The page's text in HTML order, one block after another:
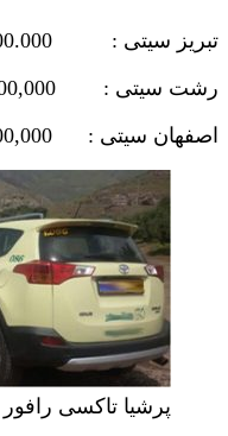
تبریز سیتی : 9000.000 تومان
رشت سیتی : 5000,000تومان
اصفهان سیتی : 5000,000تومان
پرشیا تاکسی رافور